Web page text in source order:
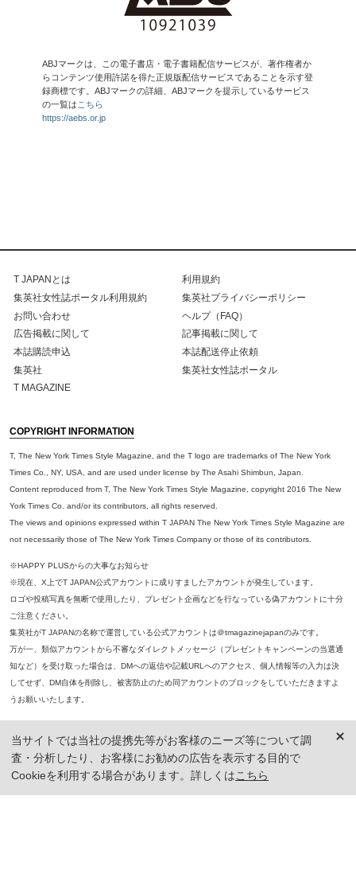
ABJマークは、この電子書店・電子書籍配信サービスが、著作権者か
らコンテンツ使用許諾を得た正規版配信サービスであることを示す登
録商標です。ABJマークの詳細、ABJマークを提示しているサービス
の一覧は こちら
https://aebs.or.jp
T JAPANとは
利用規約
集英社女性誌ポータル利用規約
集英社プライバシーポリシー
お問い合わせ
ヘルプ（FAQ）
広告掲載に関して
記事掲載に関して
本誌購読申込
本誌配送停止依頼
集英社
集英社女性誌ポータル
T MAGAZINE
COPYRIGHT INFORMATION
T, The New York Times Style Magazine, and the T logo are trademarks of The New York
Times Co., NY, USA, and are used under license by The Asahi Shimbun, Japan.
Content reproduced from T, The New York Times Style Magazine, copyright 2016 The New
York Times Co. and/or its contributors, all rights reserved.
The views and opinions expressed within T JAPAN The New York Times Style Magazine are
not necessarily those of The New York Times Company or those of its contributors.
※HAPPY PLUSからの大事なお知らせ
※現在、X上でT JAPAN公式アカウントに成りすましたアカウントが発生しています。
ロゴや投稿写真を無断で使用したり、プレゼント企画などを行なっている偽アカウントに十分
ご注意ください。
集英社がT JAPANの名称で運営している公式アカウントは＠tmagazinejapanのみです。
万が一、類似アカウントから不審なダイレクトメッセージ（プレゼントキャンペーンの当選通
知など）を受け取った場合は、DMへの返信や記載URLへのアクセス、個人情報等の入力は決
してせず、DM自体を削除し、被害防止のため同アカウントのブロックをしていただきますよ
うお願いいたします。
※ 掲載商品の価格は、特に記載がないかぎり、「税込価格」で表示しています。ただし、2021年3月18日以前に公開し
た記事については「本体価格（税抜）」での表示となり、 掲載価格には消費税が含まれておりませんのでご注意くだ
当サイトでは当社の提携先等がお客様のニーズ等について調
査・分析したり、お客様にお勧めの広告を表示する目的で
Cookieを利用する場合があります。詳しくはこちら